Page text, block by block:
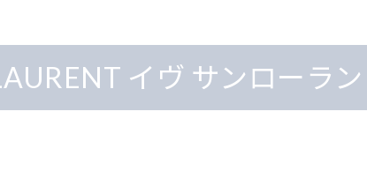
イヴ サンローラン